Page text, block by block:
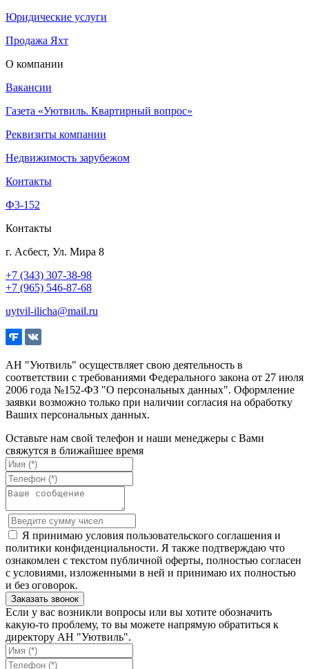
Юридические услуги
Продажа Яхт
О компании
Вакансии
Газета «Уютвиль. Квартирный вопрос»
Реквизиты компании
Недвижимость зарубежом
Контакты
Ф3-152
Контакты
г. Асбест, Ул. Мира 8
+7 (343) 307-38-98
+7 (965) 546-87-68
uytvil-ilicha@mail.ru
АН "Уютвиль" осуществляет свою деятельность в
соответствии с требованиями Федерального закона от 27 июля
2006 года №152-ФЗ "О персональных данных". Оформление
заявки возможно только при наличии согласия на обработку
Ваших персональных данных.
Оставьте нам свой телефон и наши менеджеры с Вами
свяжутся в ближайшее время
Я принимаю условия пользовательского соглашения и
политики конфиденциальности. Я также подтверждаю что
ознакомлен с текстом публичной оферты, полностью согласен
с условиями, изложенными в ней и принимаю их полностью
и без оговорок.
Если у вас возникли вопросы или вы хотите обозначить
какую-то проблему, то вы можете напрямую обратиться к
директору АН "Уютвиль".